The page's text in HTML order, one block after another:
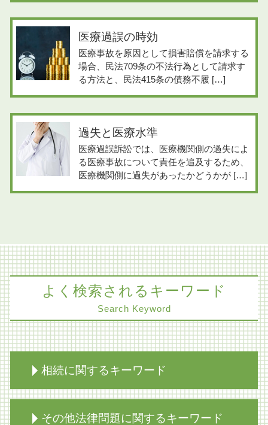
医療過誤の時効
医療事故を原因として損害賠償を請求する
場合、民法709条の不法行為として請求す
る方法と、民法415条の債務不履 […]
過失と医療水準
医療過誤訴訟では、医療機関側の過失によ
る医療事故について責任を追及するため、
医療機関側に過失があったかどうかが […]
よく検索されるキーワード
Search Keyword
相続に関するキーワード
遺留分侵害額請求 時効
その他法律問題に関するキーワード